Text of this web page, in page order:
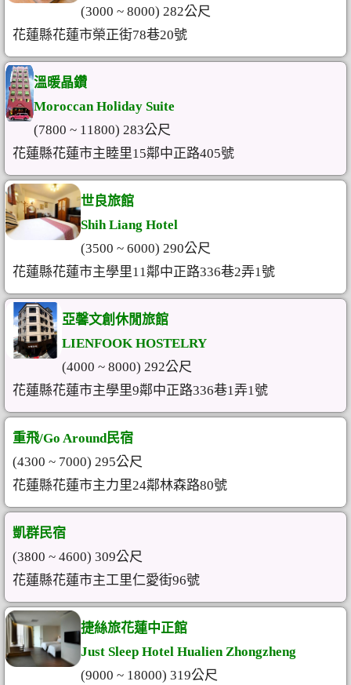
(3000 ~ 8000) 282公尺
花蓮縣花蓮市榮正街78巷20號
溫暖晶鑽
Moroccan Holiday Suite
(7800 ~ 11800) 283公尺
花蓮縣花蓮市主睦里15鄰中正路405號
世良旅館
Shih Liang Hotel
(3500 ~ 6000) 290公尺
花蓮縣花蓮市主學里11鄰中正路336巷2弄1號
亞馨文創休閒旅館
LIENFOOK HOSTELRY
(4000 ~ 8000) 292公尺
花蓮縣花蓮市主學里9鄰中正路336巷1弄1號
重飛/Go Around民宿
(4300 ~ 7000) 295公尺
花蓮縣花蓮市主力里24鄰林森路80號
凱群民宿
(3800 ~ 4600) 309公尺
花蓮縣花蓮市主工里仁愛街96號
捷絲旅花蓮中正館
Just Sleep Hotel Hualien Zhongzheng
(9000 ~ 18000) 319公尺